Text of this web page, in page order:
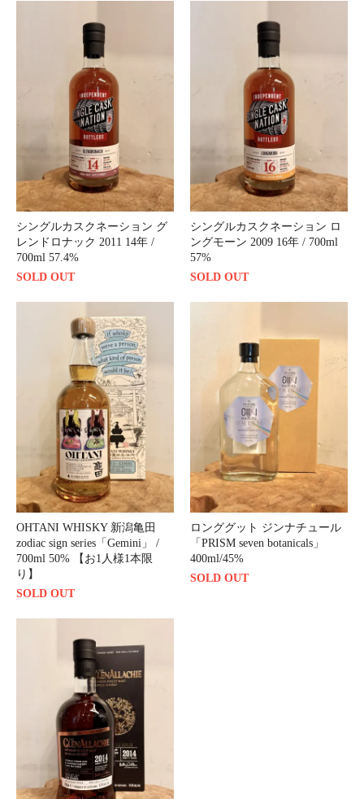
シングルカスクネーション グ
レンドロナック 2011 14年 /
700ml 57.4%
SOLD OUT
シングルカスクネーション ロ
ングモーン 2009 16年 / 700ml
57%
SOLD OUT
OHTANI WHISKY 新潟亀田
zodiac sign series「Gemini」 /
700ml 50% 【お1人様1本限
り】
SOLD OUT
ロンググット ジンナチュール
「PRISM seven botanicals」
400ml/45%
SOLD OUT